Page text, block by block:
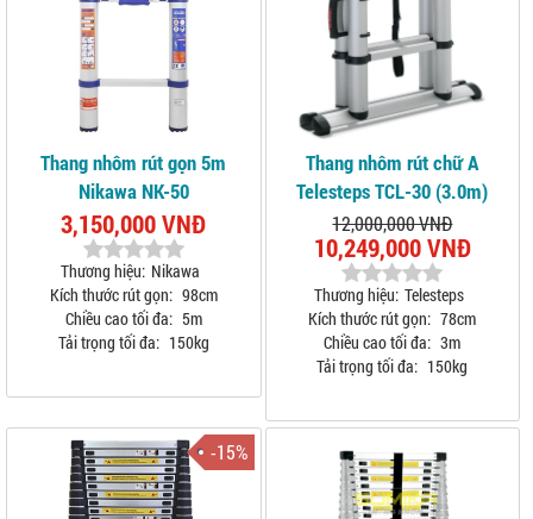
Thang nhôm rút gọn 5m
Nikawa NK-50
3,150,000 VNĐ
Thương hiệu: Nikawa
Kích thước rút gọn: 98cm
Chiều cao tối đa: 5m
Tải trọng tối đa: 150kg
Thang nhôm rút chữ A
Telesteps TCL-30 (3.0m)
12,000,000 VNĐ
10,249,000 VNĐ
Thương hiệu: Telesteps
Kích thước rút gọn: 78cm
Chiều cao tối đa: 3m
Tải trọng tối đa: 150kg
-15%